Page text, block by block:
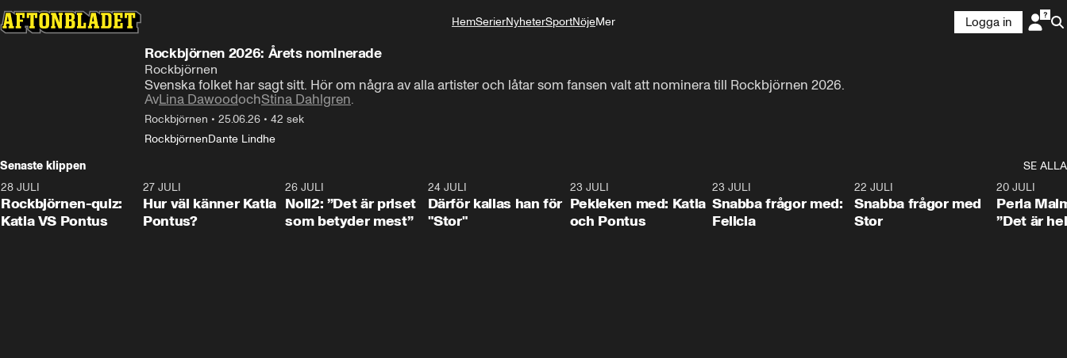
HemSerierNyheterSportNöjeMer
Logga in
Rockbjörnen 2026: Årets nominerade
Rockbjörnen
Svenska folket har sagt sitt. Hör om några av alla artister och låtar som fansen valt att nominera till Rockbjörnen 2026.
AvLina DawoodochStina Dahlgren.
Rockbjörnen • 25.06.26 • 42 sek
RockbjörnenDante Lindhe
Senaste klippen
SE ALLA
0:15
28 JULI
Rockbjörnen-quiz:
Katia VS Pontus
0:46
27 JULI
Hur väl känner Katia
Pontus?
26 JULI
Noll2: ”Det är priset
som betyder mest”
24 JULI
Därför kallas han för
"Stor"
23 JULI
Pekleken med: Katia
och Pontus
0:51
23 JULI
Snabba frågor med:
Felicia
0:52
22 JULI
Snabba frågor med
Stor
20 JULI
Perla
”Det är